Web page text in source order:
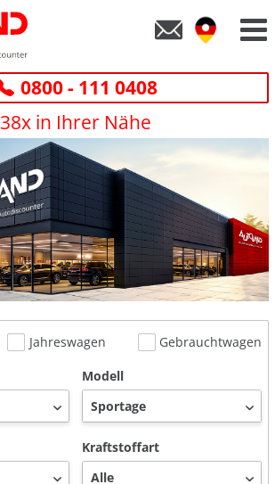
0800 - 111 0408
38x in Ihrer Nähe
Jahreswagen
Gebrauchtwagen
Modell
Kraftstoffart